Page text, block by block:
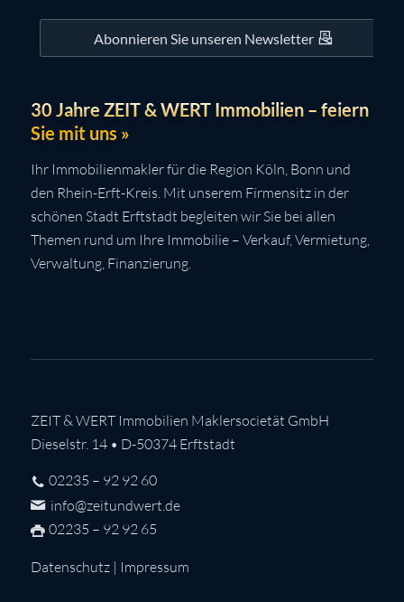
Abonnieren Sie unseren Newsletter
30 Jahre ZEIT & WERT Immobilien – feiern
Sie mit uns »
Ihr Immobilienmakler für die Region Köln, Bonn und
den Rhein-Erft-Kreis. Mit unserem Firmensitz in der
schönen Stadt Erftstadt begleiten wir Sie bei allen
Themen rund um Ihre Immobilie – Verkauf, Vermietung,
Verwaltung, Finanzierung.
ZEIT & WERT Immobilien Maklersocietät GmbH
Dieselstr. 14 • D-50374 Erftstadt
02235 – 92 92 60
info@zeitundwert.de
02235 – 92 92 65
Datenschutz| Impressum